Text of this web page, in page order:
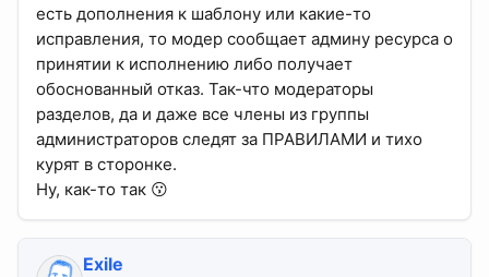
есть дополнения к шаблону или какие-то
исправления, то модер сообщает админу ресурса о
принятии к исполнению либо получает
обоснованный отказ. Так-что модераторы
разделов, да и даже все члены из группы
администраторов следят за ПРАВИЛАМИ и тихо
курят в сторонке.
Ну, как-то так 😗
Exile